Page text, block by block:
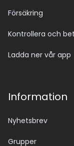
Försäkring
Kontrollera och
Ladda ner vår app
Information
Nyhetsbrev
Grupper